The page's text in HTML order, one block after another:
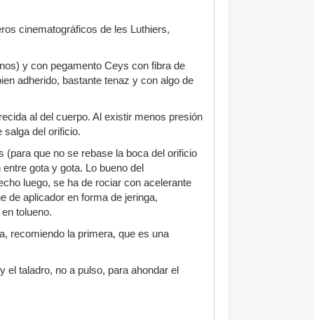
cinematográficos de les Luthiers,
y con pegamento Ceys con fibra de
adherido, bastante tenaz y con algo de
al del cuerpo. Al existir menos presión
salga del orificio.
que no se rebase la boca del orificio
gota y gota. Lo bueno del
luego, se ha de rociar con acelerante
de aplicador en forma de jeringa,
tolueno.
recomiendo la primera, que es una
taladro, no a pulso, para ahondar el